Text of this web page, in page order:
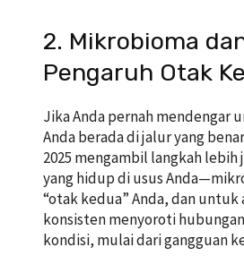
2. Mikrobioma
Pengaruh Otak
Jika Anda pernah mendengar
Anda berada di jalur yang
2025 mengambil langkah
yang hidup di usus
“otak kedua” Anda, dan
konsisten menyoroti
kondisi, mulai dari gangguan